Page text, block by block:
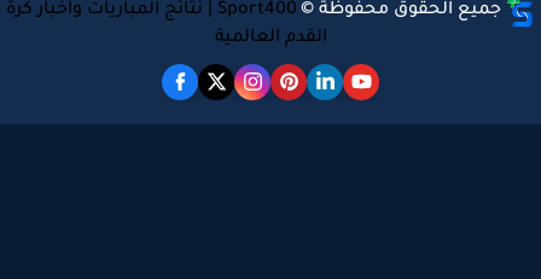
جميع الحقوق محفوظة ©
Sport400 | نتائج المباريات وأخبار كرة
القدم العالمية